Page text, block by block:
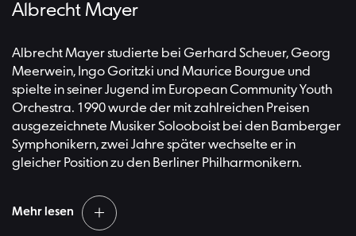
inne, wo sie von 2008 bis 2018 das Institut für Alte Musik
für historische Aufführungspraxis machte. Dorothee
Oberlinger ist außerdem als Dirigentin sowie als
Intendantin der Musikfestspiele Potsdam Sanssouci und
der Barock-Festspiele Bad Arolsen erfolgreich. 2002
gründete sie das Ensemble 1700, mit dem sie sich
hauptsächlich der europäischen Barockmusik des 17.
und 18. Jahrhunderts widmet.
Albrecht Mayer
Albrecht Mayer studierte bei Gerhard Scheuer, Georg
Meerwein, Ingo Goritzki und Maurice Bourgue und
spielte in seiner Jugend im European Community Youth
Orchestra. 1990 wurde der mit zahlreichen Preisen
ausgezeichnete Musiker Solooboist bei den Bamberger
Symphonikern, zwei Jahre später wechselte er in
gleicher Position zu den Berliner Philharmonikern.
Mehr lesen